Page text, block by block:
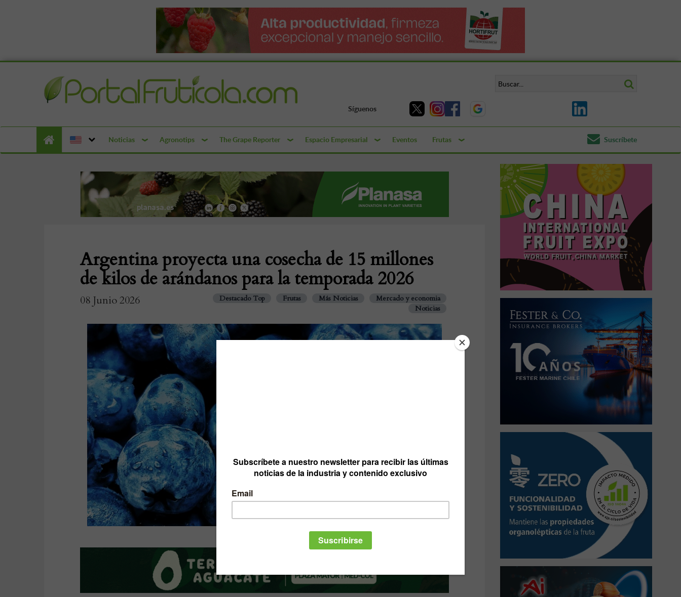
Síguenos
Noticias Agronotips The Grape Reporter Espacio Empresarial Eventos Frutas Suscríbete
Argentina proyecta una cosecha de 15 millones
de kilos de arándanos para la temporada 2026
08 Junio 2026 Destacado Top Frutas Más Noticias
Mercado y economia
Noticias